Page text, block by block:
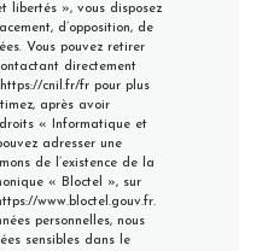
libertés », vous disposez
d’opposition, de
Vous pouvez retirer
directement
https://cnil.fr/frpour plus
après avoir
« Informatique et
adresser une
de l’existence de la
« Bloctel », sur
www.bloctel.gouv.fr.
personnelles, nous
sensibles dans le